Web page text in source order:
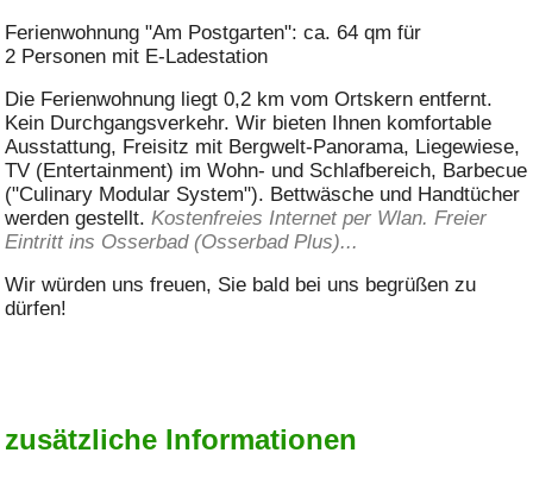
Ferienwohnung "Am Postgarten": ca. 64 qm für
2 Personen mit E-Ladestation
Die Ferienwohnung liegt 0,2 km vom Ortskern entfernt.
Kein Durchgangsverkehr. Wir bieten Ihnen komfortable
Ausstattung, Freisitz mit Bergwelt-Panorama, Liegewiese,
TV (Entertainment) im Wohn- und Schlafbereich, Barbecue
("Culinary Modular System"). Bettwäsche und Handtücher
werden gestellt.Kostenfreies Internet per Wlan. Freier
Eintritt ins Osserbad (Osserbad Plus)...
Wir würden uns freuen, Sie bald bei uns begrüßen zu
dürfen!
zusätzliche Informationen